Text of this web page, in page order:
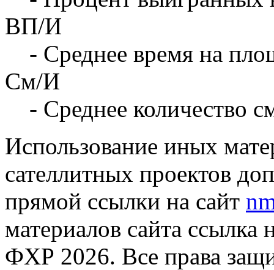
ВП/И
- Среднее время на
См/И
- Среднее количество
Использование иных
сателлитных проектов
прямой ссылки на сайт
материалов сайта ссылка
ФХР 2026. Все права